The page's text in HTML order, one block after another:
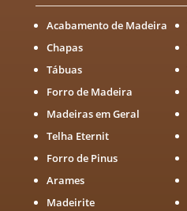
Acabamento de Madeira
Chapas
Tábuas
Forro de Madeira
Madeiras em Geral
Telha Eternit
Forro de Pinus
Arames
Madeirite